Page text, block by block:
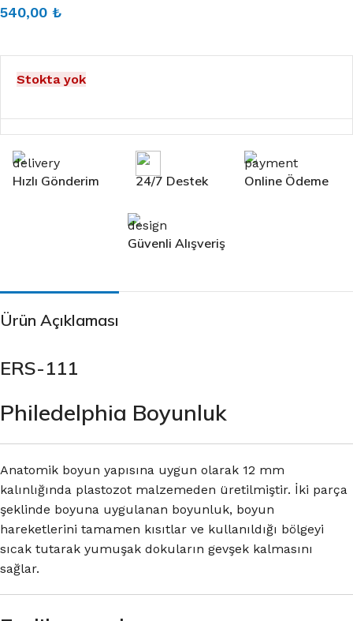
540,00 ₺
Stokta yok
Hızlı Gönderim 24/7 Destek Online Ödeme
Güvenli Alışveriş
Ürün Açıklaması
ERS-111
Philedelphia Boyunluk
Anatomik boyun yapısına uygun olarak 12 mm
kalınlığında plastozot malzemeden üretilmiştir. İki parça
şeklinde boyuna uygulanan boyunluk, boyun
hareketlerini tamamen kısıtlar ve kullanıldığı bölgeyi
sıcak tutarak yumuşak dokuların gevşek kalmasını
sağlar.